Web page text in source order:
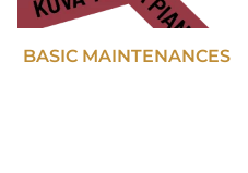
BASIC MAINTENANCES